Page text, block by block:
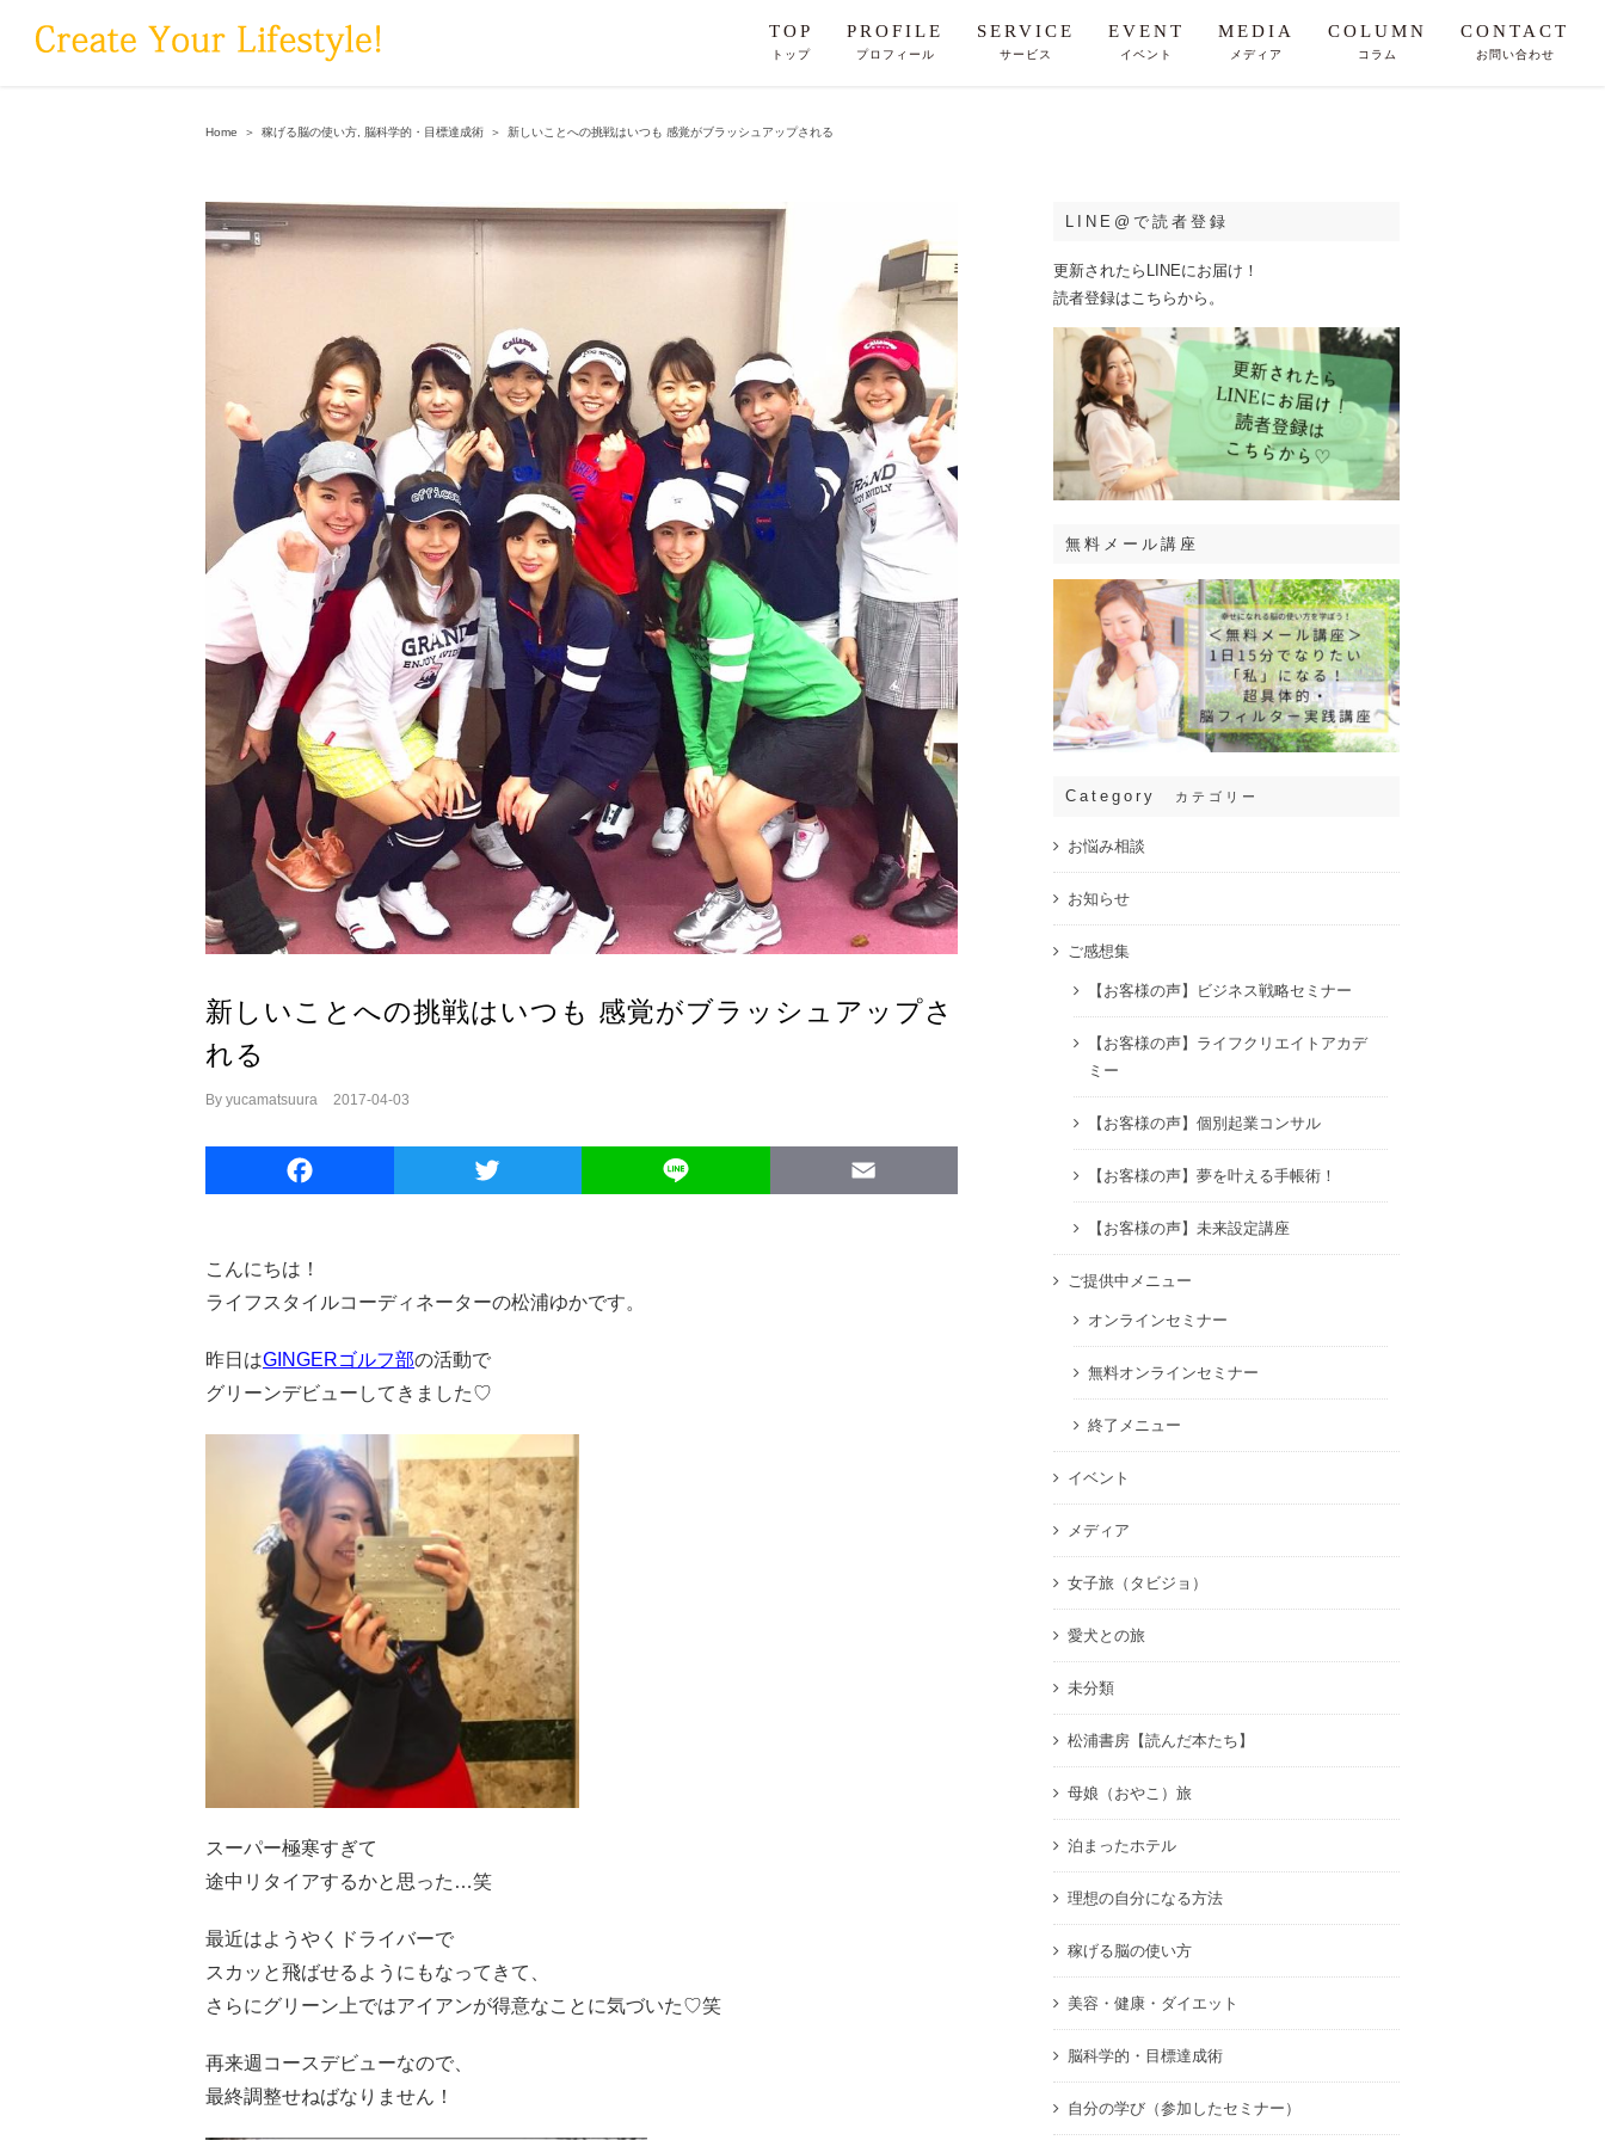
TOP
トップ
PROFILE
プロフィール
SERVICE
サービス
EVENT
イベント
MEDIA
メディア
COLUMN
コラム
CONTACT
お問い合わせ
Home ＞ 稼げる脳の使い方 脳科学的・目標達成術 ＞ 新しいことへの挑戦はいつも 感覚がブラッシュアップされる
新しいことへの挑戦はいつも 感覚がブラッシュアップさ
れる
By yucamatsuura 2017-04-03
Facebook
こんにちは！
ライフスタイルコーディネーターの松浦ゆかです。
昨日はGINGERゴルフ部の活動で
グリーンデビューしてきました♡
スーパー極寒すぎて
途中リタイアするかと思った…笑
最近はようやくドライバーで
スカッと飛ばせるようにもなってきて、
さらにグリーン上ではアイアンが得意なことに気づいた♡笑
再来週コースデビューなので、
最終調整せねばなりません！
LINE@で読者登録
更新されたらLINEにお届け！
読者登録はこちらから。
無料メール講座
Category カテゴリー
お悩み相談
お知らせ
ご感想集
【お客様の声】ビジネス戦略セミナー
【お客様の声】ライフクリエイトアカデ
ミー
【お客様の声】個別起業コンサル
【お客様の声】夢を叶える手帳術！
【お客様の声】未来設定講座
ご提供中メニュー
オンラインセミナー
無料オンラインセミナー
終了メニュー
イベント
メディア
女子旅（タビジョ）
愛犬との旅
未分類
松浦書房【読んだ本たち】
母娘（おやこ）旅
泊まったホテル
理想の自分になる方法
稼げる脳の使い方
美容・健康・ダイエット
脳科学的・目標達成術
自分の学び（参加したセミナー）